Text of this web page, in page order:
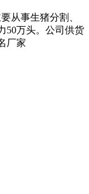
从事生猪分割、
50万头。公司供货
厂家